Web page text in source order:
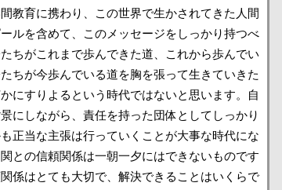
教育に携わり、この世界で生かされてきた人間
ルを含めて、このメッセージをしっかり持つべ
ちがこれまで歩んできた道、これから歩んでい
ちが今歩んでいる道を胸を張って生きていきた
にすりよるという時代ではないと思います。自
にしながら、責任を持った団体としてしっかり
正当な主張は行っていくことが大事な時代にな
との信頼関係は一朝一夕にはできないものです
係はとても大切で、解決できることはいくらで